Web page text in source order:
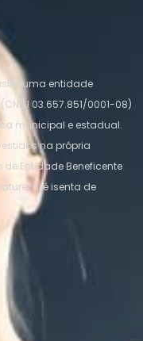
é uma entidade
03.657.851/0001-08)
municipal e estadual.
na própria
Entidade Beneficente
é isenta de